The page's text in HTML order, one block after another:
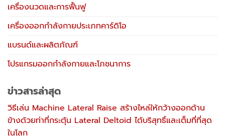
เครื่องนวดและการฟื้นฟู
เครื่องออกกำลังกายประเภทคาร์ดิโอ
แบรนด์และผลิตภัณฑ์
โปรแกรมออกกำลังกายและโภชนาการ
ข่าวสารล่าสุด
วิธีเล่น Machine Lateral Raise สร้างไหล่ให้กว้างออกด้าน
ข้างด้วยท่าที่กระตุ้น Lateral Deltoid ได้บริสุทธิ์และเต็มที่ที่สุด
ในโลก